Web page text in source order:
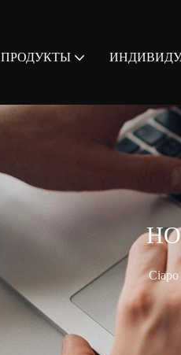
ПРОДУКТЫ
Ciapo